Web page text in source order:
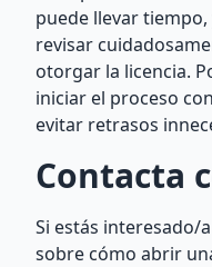
puede llevar
revisar
otorgar la licencia.
iniciar el proceso
evitar retrasos
Contacta
Si estás interesado/
sobre cómo abrir